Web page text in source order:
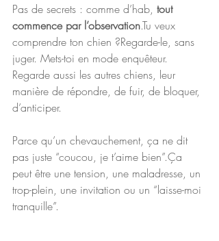
Pas de secrets : comme d’hab, tout
commence par l’observation.Tu veux
comprendre ton chien ?Regarde-le, sans
juger. Mets-toi en mode enquêteur.
Regarde aussi les autres chiens, leur
manière de répondre, de fuir, de bloquer,
d’anticiper.
Parce qu’un chevauchement, ça ne dit
pas juste “coucou, je t’aime bien”.Ça
peut être une tension, une maladresse, un
trop-plein, une invitation ou un “laisse-moi
tranquille”.